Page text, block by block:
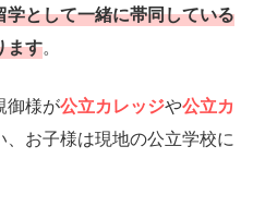
として一緒に帯同している
ます。
御様が公立カレッジや公立カ
、お子様は現地の公立学校に